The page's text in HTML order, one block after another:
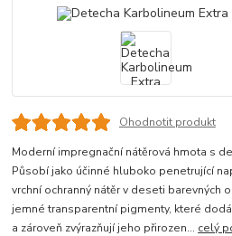
Ohodnotit produkt
Moderní impregnační nátěrová hmota s
Působí jako účinné hluboko penetrující
vrchní ochranný nátěr v deseti barevných
jemné transparentní pigmenty, které
a zároveň zvýrazňují jeho přirozen... celý